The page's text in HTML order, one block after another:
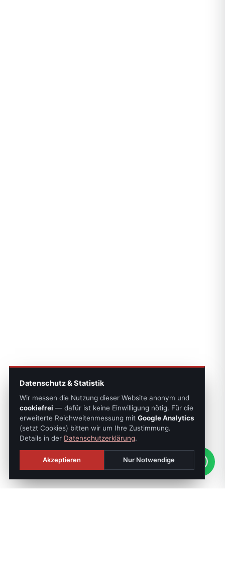
Datenschutz & Statistik
Wir messen die Nutzung dieser Website anonym und
cookiefrei — dafür ist keine Einwilligung nötig. Für die
erweiterte Reichweitenmessung mit Google Analytics
(setzt Cookies) bitten wir um Ihre Zustimmung.
Details in der Datenschutzerklärung.
Akzeptieren Nur Notwendige